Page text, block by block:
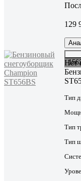
129
Нет
Тип
Тип
Тип